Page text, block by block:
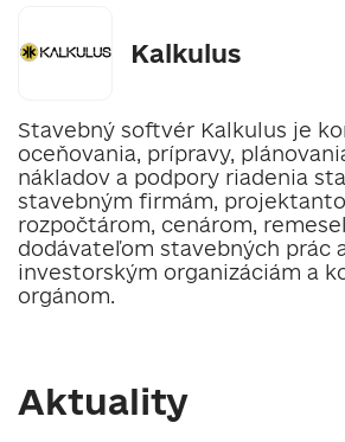
‎Kalkulus
Stavebný softvér Kalkulus je
oceňovania, prípravy,
nákladov a podpory riadenia
stavebným firmám,
rozpočtárom, cenárom,
dodávateľom stavebných prác
investorským organizáciám a
orgánom.
Aktuality